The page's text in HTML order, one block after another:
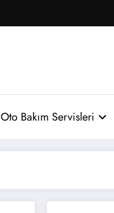
Oto Bakım Servisleri